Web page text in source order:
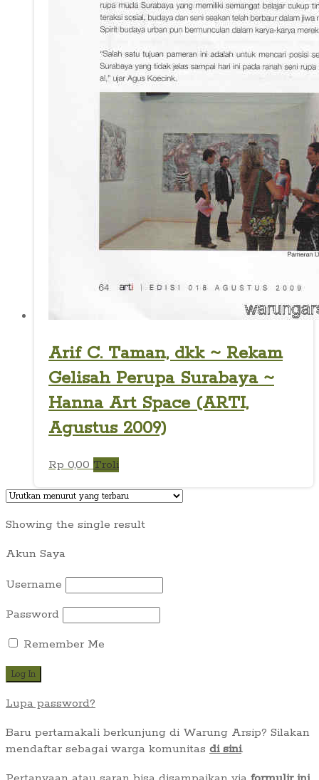
Arif C. Taman, dkk ~ Rekam
Gelisah Perupa Surabaya ~
Hanna Art Space (ARTI,
Agustus 2009)
Rp0,00 Troli
Showing the single result
Akun Saya
Username
Password
Remember Me
Lupa password?
Baru pertamakali berkunjung di Warung Arsip? Silakan
mendaftar sebagai warga komunitas di sini.